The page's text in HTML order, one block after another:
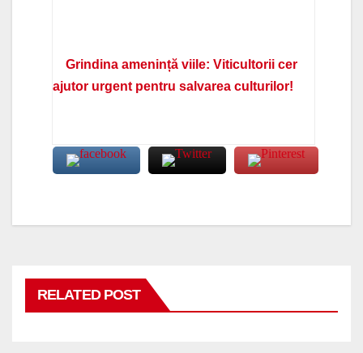
Grindina amenință viile: Viticultorii cer
ajutor urgent pentru salvarea culturilor!
RELATED POST